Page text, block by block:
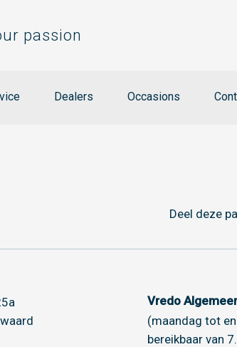
passion
Dealers Occasions
Deel deze
Vredo
(maandag tot
bereikbaar van